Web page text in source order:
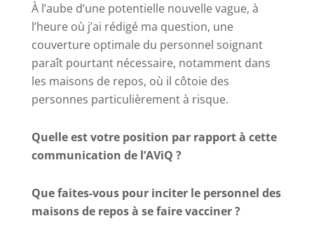
À l’aube d’une potentielle nouvelle vague, à
l’heure où j’ai rédigé ma question, une
couverture optimale du personnel soignant
paraît pourtant nécessaire, notamment dans
les maisons de repos, où il côtoie des
personnes particulièrement à risque.
Quelle est votre position par rapport à cette
communication de l’AViQ ?
Que faites-vous pour inciter le personnel des
maisons de repos à se faire vacciner ?